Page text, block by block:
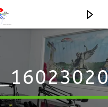
VIVO
A CIELO ABIERTO